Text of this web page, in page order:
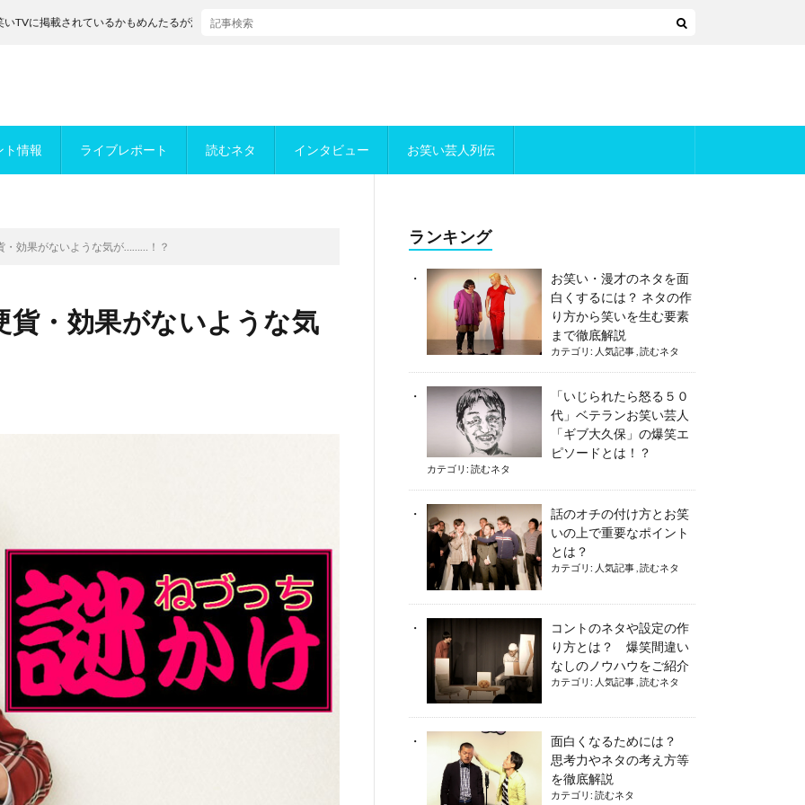
ト情報 ライブレポート 読むネタ インタビュー お笑い芸人列伝
れているかもめんたるが決勝進出！
効果がないような気が………！？
・効果がないような気
ランキング
お笑い・漫才のネタを面
白くするには？ ネタの作
り方から笑いを生む要素
まで徹底解説
カテゴリ: 人気記事 読むネタ
「いじられたら怒る５０
代」ベテランお笑い芸人
「ギブ大久保」の爆笑エ
ピソードとは！？
カテゴリ: 読むネタ
話のオチの付け方とお笑
いの上で重要なポイント
とは？
カテゴリ: 人気記事 読むネタ
コントのネタや設定の作
り方とは？ 爆笑間違い
なしのノウハウをご紹介
カテゴリ: 人気記事 読むネタ
面白くなるためには？
思考力やネタの考え方等
を徹底解説
カテゴリ: 読むネタ